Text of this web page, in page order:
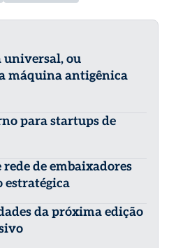
universal, ou
máquina antigênica
para startups de
de embaixadores
estratégica
da próxima edição